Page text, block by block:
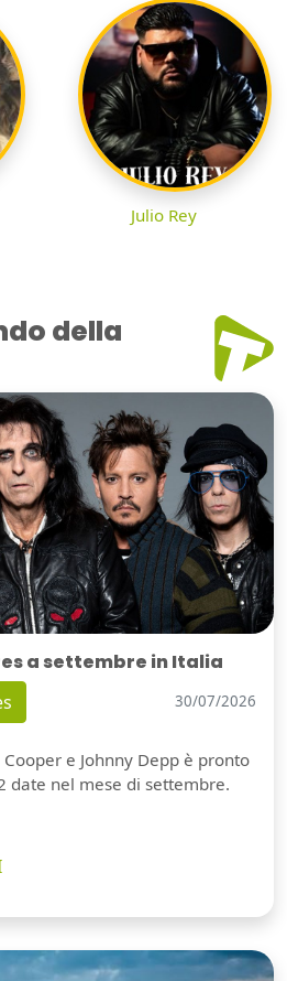
Julio Rey
della
a settembre in Italia
30/07/2026
e Johnny Depp è pronto
date nel mese di settembre.